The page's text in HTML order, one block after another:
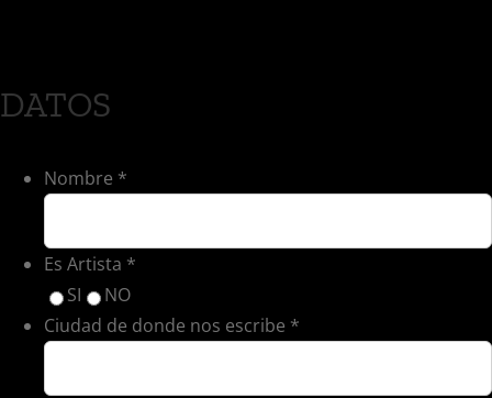
DATOS
Nombre *
Es Artista *
SI
NO
Ciudad de donde nos escribe *